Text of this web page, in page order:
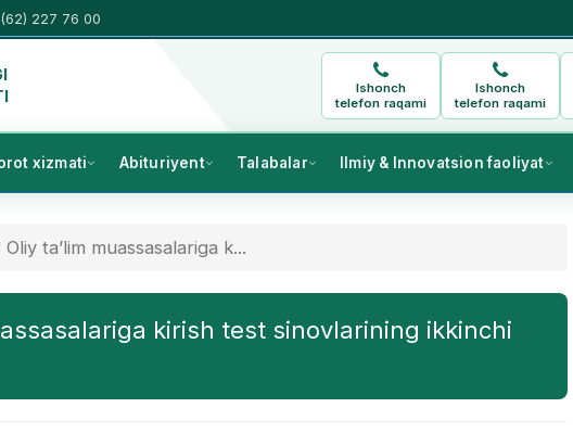
227 76 00
Ishonch
telefon raqami
Ishonch
telefon raqami
xizmati Abituriyent Talabalar Ilmiy & Innovatsion faoliyat
ta’lim muassasalariga k...
kirish test sinovlarining ikkinchi